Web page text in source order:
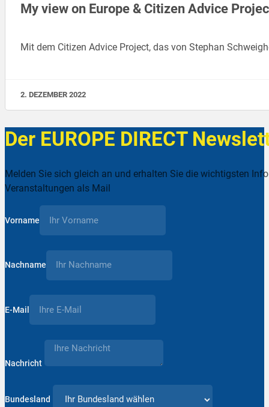
My view on Europe & Citizen Advice
Mit dem Citizen Advice Project, das von Stephan
2. DEZEMBER 2022
Der EUROPE DIRECT
Melden Sie sich gleich an und erhalten Sie die wichtigsten
Veranstaltungen als Mail
Vorname
Nachname
E-Mail
Nachricht
Bundesland